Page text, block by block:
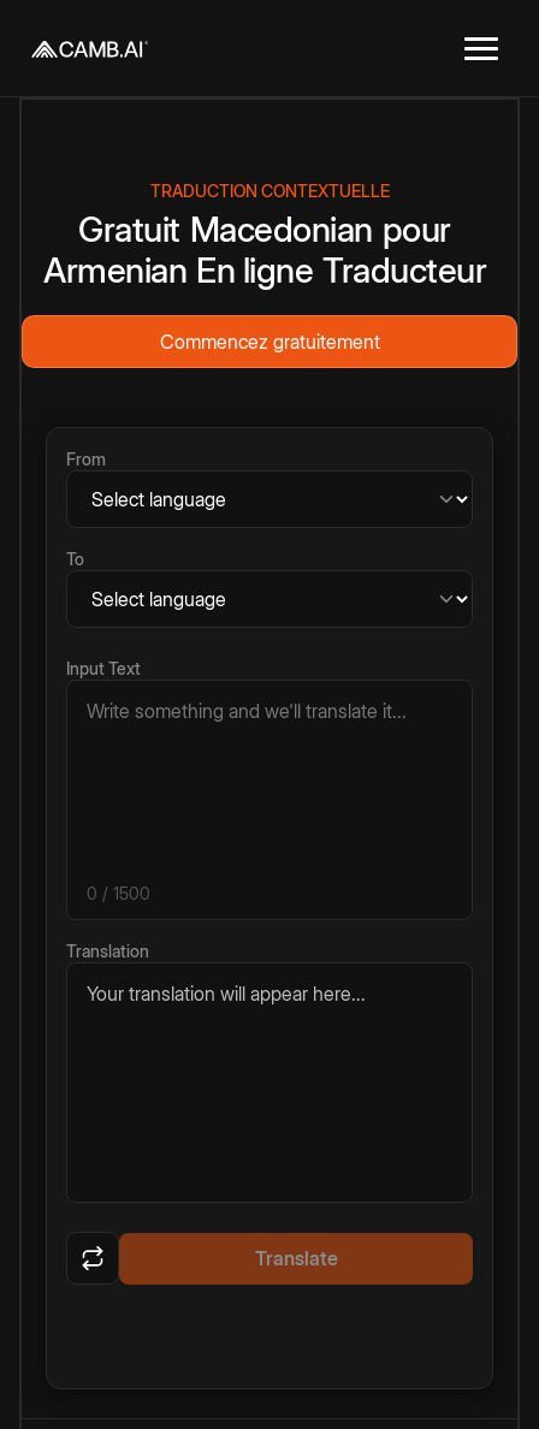
TRADUCTION CONTEXTUELLE
Gratuit Macedonian pour
Armenian En ligne Traducteur
Commencez gratuitement
From
To
Input Text
0 / 1500
Translation
Your translation will appear here...
Translate